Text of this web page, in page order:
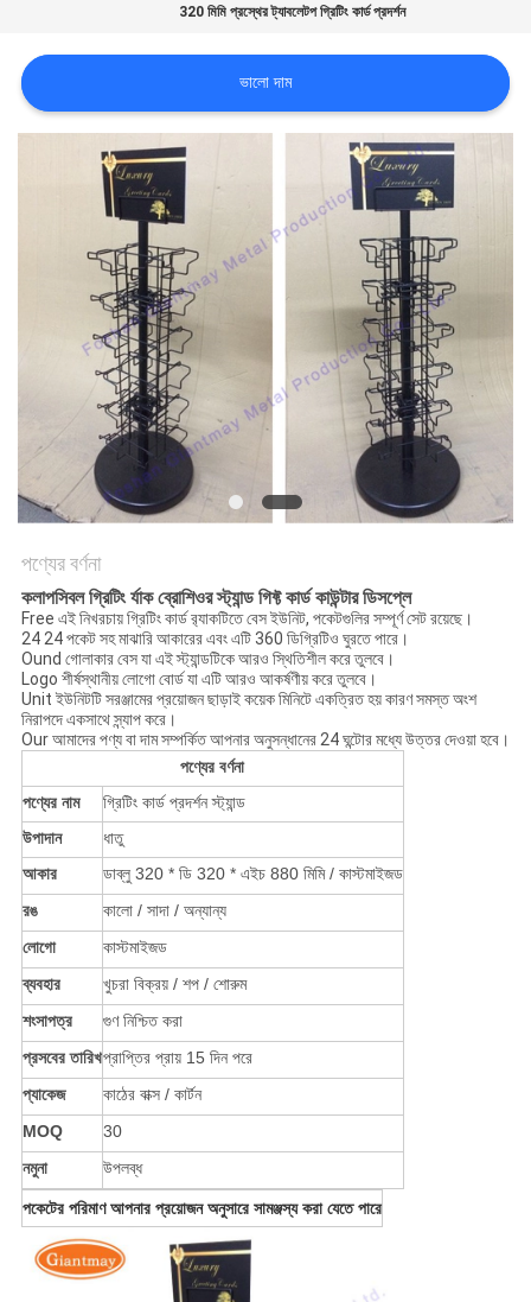
সাইট
ম্যাপ
PRIVACY
POLICY
320 মিমি প্রস্থের ট্যাবলেটপ গ্রিটিং কার্ড প্রদর্শন
ভালো দাম
পণ্যের বর্ণনা
কলাপসিবল গ্রিটিং র্যাক ব্রোশিওর স্ট্যান্ড গিফ্ট কার্ড কাউন্টার ডিসপ্লে
Free এই নিখরচায় গ্রিটিং কার্ড র‌্যাকটিতে বেস ইউনিট, পকেটগুলির সম্পূর্ণ সেট রয়েছে।
24 24 পকেট সহ মাঝারি আকারের এবং এটি 360 ডিগ্রিটিও ঘুরতে পারে।
Ound গোলাকার বেস যা এই স্ট্যান্ডটিকে আরও স্থিতিশীল করে তুলবে।
Logo শীর্ষস্থানীয় লোগো বোর্ড যা এটি আরও আকর্ষণীয় করে তুলবে।
Unit ইউনিটটি সরঞ্জামের প্রয়োজন ছাড়াই কয়েক মিনিটে একত্রিত হয় কারণ সমস্ত অংশ
নিরাপদে একসাথে স্ন্যাপ করে।
Our আমাদের পণ্য বা দাম সম্পর্কিত আপনার অনুসন্ধানের 24 ঘন্টাের মধ্যে উত্তর দেওয়া হবে।
পণ্যের বর্ণনা
পণ্যের নাম
গ্রিটিং কার্ড প্রদর্শন স্ট্যান্ড
উপাদান
ধাতু
আকার
ডাব্লু 320 * ডি 320 * এইচ 880 মিমি / কাস্টমাইজড
রঙ
কালো / সাদা / অন্যান্য
লোগো
কাস্টমাইজড
ব্যবহার
খুচরা বিক্রয় / শপ / শোরুম
শংসাপত্র
গুণ নিশ্চিত করা
প্রসবের তারিখপ্রাপ্তির প্রায় 15 দিন পরে
প্যাকেজ
কাঠের বাক্স / কার্টন
MOQ
30
নমুনা
উপলব্ধ
পকেটের পরিমাণ আপনার প্রয়োজন অনুসারে সামঞ্জস্য করা যেতে পারে